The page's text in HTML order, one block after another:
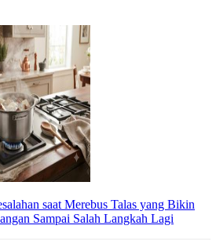
saat Merebus Talas yang Bikin
Sampai Salah Langkah Lagi